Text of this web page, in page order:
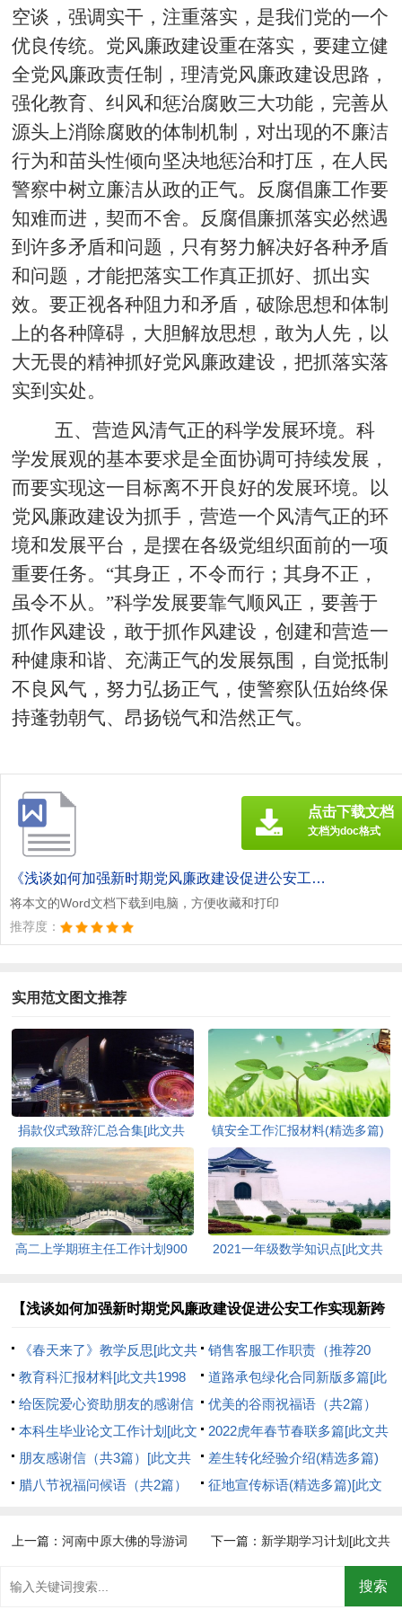
空谈，强调实干，注重落实，是我们党的一个
优良传统。党风廉政建设重在落实，要建立健
全党风廉政责任制，理清党风廉政建设思路，
强化教育、纠风和惩治腐败三大功能，完善从
源头上消除腐败的体制机制，对出现的不廉洁
行为和苗头性倾向坚决地惩治和打压，在人民
警察中树立廉洁从政的正气。反腐倡廉工作要
知难而进，契而不舍。反腐倡廉抓落实必然遇
到许多矛盾和问题，只有努力解决好各种矛盾
和问题，才能把落实工作真正抓好、抓出实
效。要正视各种阻力和矛盾，破除思想和体制
上的各种障碍，大胆解放思想，敢为人先，以
大无畏的精神抓好党风廉政建设，把抓落实落
实到实处。
五、营造风清气正的科学发展环境。科
学发展观的基本要求是全面协调可持续发展，
而要实现这一目标离不开良好的发展环境。以
党风廉政建设为抓手，营造一个风清气正的环
境和发展平台，是摆在各级党组织面前的一项
重要任务。 “其身正，不令而行；其身不正，
虽令不从。”科学发展要靠气顺风正，要善于
抓作风建设，敢于抓作风建设，创建和营造一
种健康和谐、充满正气的发展氛围，自觉抵制
不良风气，努力弘扬正气，使警察队伍始终保
持蓬勃朝气、昂扬锐气和浩然正气。
《浅谈如何加强新时期党风廉政建设促进公安工作实现新跨越[此文共1846字].doc》
将本文的Word文档下载到电脑，方便收藏和打印
推荐度：
点击下载文档
文档为doc格式
实用范文图文推荐
捐款仪式致辞汇总合集[此文共
3420字]
镇安全工作汇报材料(精选多篇)
[此文共6848字]
高二上学期班主任工作计划900
2021一年级数学知识点[此文共
【浅谈如何加强新时期党风廉政建设促进公安工作实现新跨
越】相关文章：
《春天来了》教学反思[此文共
1847字]
销售客服工作职责（推荐20
篇）[此文共6490字]
教育科汇报材料[此文共1998
字]
道路承包绿化合同新版多篇[此
文共5212字]
给医院爱心资助朋友的感谢信
[此文共1981字]
优美的谷雨祝福语（共2篇）
[此文共4292字]
本科生毕业论文工作计划[此文
共2672字]
2022虎年春节春联多篇[此文共
1781字]
朋友感谢信（共3篇）[此文共
1737字]
差生转化经验介绍(精选多篇)
[此文共7960字]
腊八节祝福问候语（共2篇）
征地宣传标语(精选多篇)[此文
上一篇：河南中原大佛的导游词 下一篇： 新学期学习计划[此文共
5119字]